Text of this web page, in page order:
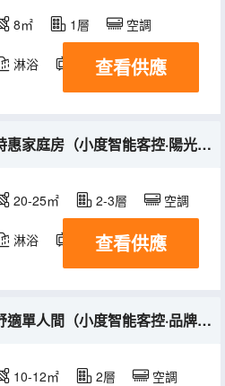
8㎡ 1層 空調
淋浴 電視機
查看供應
特惠家庭房（小度智能客控·陽光大窗·品牌床墊）
20-25㎡ 2-3層 空調
淋浴 電視機
查看供應
舒適單人間（小度智能客控·品牌床墊）
10-12㎡ 2層 空調